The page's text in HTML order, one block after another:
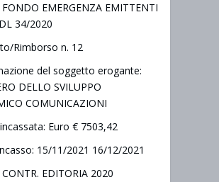
EMERGENZA EMITTENTI
34/2020
Rimborso n. 12
del soggetto erogante:
DELLO SVILUPPO
COMUNICAZIONI
Euro € 7503,42
15/11/2021 16/12/2021
EDITORIA 2020